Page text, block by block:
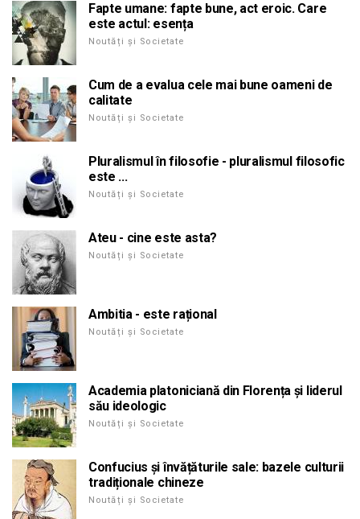
Fapte umane: fapte bune, act eroic. Care
este actul: esența
Noutăți și Societate
Cum de a evalua cele mai bune oameni de
calitate
Noutăți și Societate
Pluralismul în filosofie - pluralismul filosofic
este ...
Noutăți și Societate
Ateu - cine este asta?
Noutăți și Societate
Ambitia - este rațional
Noutăți și Societate
Academia platoniciană din Florența și liderul
său ideologic
Noutăți și Societate
Confucius și învățăturile sale: bazele culturii
tradiționale chineze
Noutăți și Societate